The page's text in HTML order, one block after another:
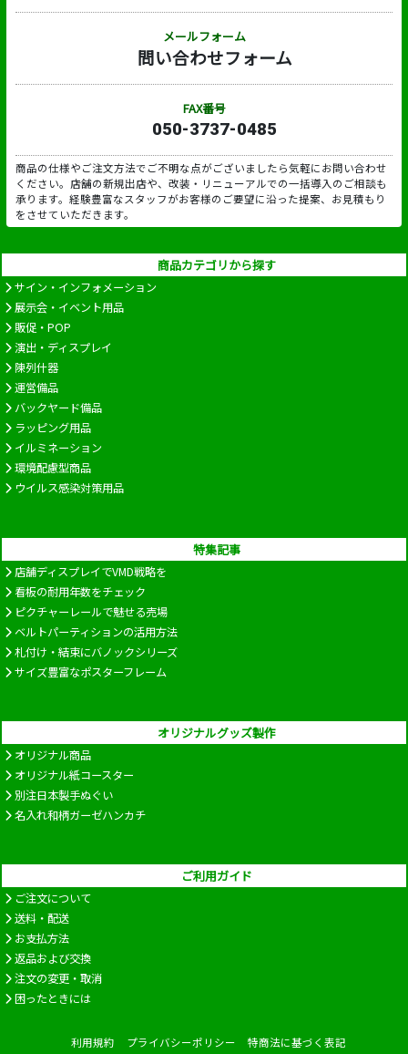
メールフォーム
問い合わせフォーム
FAX番号
050-3737-0485
商品の仕様やご注文方法でご不明な点がございましたら気軽にお問い合わせ
ください。店舗の新規出店や、改装・リニューアルでの一括導入のご相談も
承ります。経験豊富なスタッフがお客様のご要望に沿った提案、お見積もり
をさせていただきます。
商品カテゴリから探す
サイン・インフォメーション
展示会・イベント用品
販促・POP
演出・ディスプレイ
陳列什器
運営備品
バックヤード備品
ラッピング用品
イルミネーション
環境配慮型商品
ウイルス感染対策用品
特集記事
店舗ディスプレイでVMD戦略を
看板の耐用年数をチェック
ピクチャーレールで魅せる売場
ベルトパーティションの活用方法
札付け・結束にバノックシリーズ
サイズ豊富なポスターフレーム
オリジナルグッズ製作
オリジナル商品
オリジナル紙コースター
別注日本製手ぬぐい
名入れ和柄ガーゼハンカチ
ご利用ガイド
ご注文について
送料・配送
お支払方法
返品および交換
注文の変更・取消
困ったときには
利用規約 プライバシーポリシー 特商法に基づく表記